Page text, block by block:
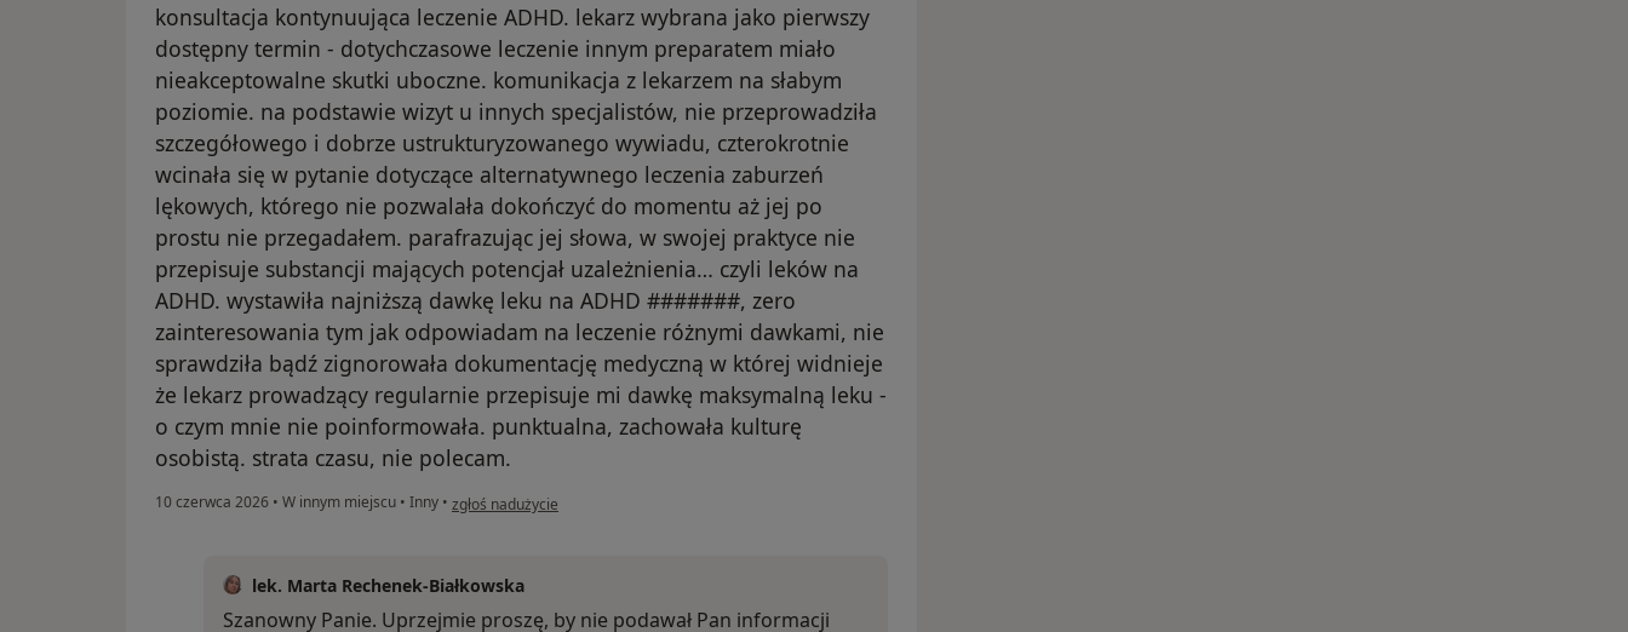
konsultacja kontynuująca leczenie ADHD. lekarz wybrana jako pierwszy
dostępny termin - dotychczasowe leczenie innym preparatem miało
nieakceptowalne skutki uboczne. komunikacja z lekarzem na słabym
poziomie. na podstawie wizyt u innych specjalistów, nie przeprowadziła
szczegółowego i dobrze ustrukturyzowanego wywiadu, czterokrotnie
wcinała się w pytanie dotyczące alternatywnego leczenia zaburzeń
lękowych, którego nie pozwalała dokończyć do momentu aż jej po
prostu nie przegadałem. parafrazując jej słowa, w swojej praktyce nie
przepisuje substancji mających potencjał uzależnienia… czyli leków na
ADHD. wystawiła najniższą dawkę leku na ADHD #######, zero
zainteresowania tym jak odpowiadam na leczenie różnymi dawkami, nie
sprawdziła bądź zignorowała dokumentację medyczną w której widnieje
że lekarz prowadzący regularnie przepisuje mi dawkę maksymalną leku -
o czym mnie nie poinformowała. punktualna, zachowała kulturę
osobistą. strata czasu, nie polecam.
10 czerwca 2026 • W innym miejscu • Inny • w opinii użytkownika mk
zgłoś nadużycie
lek. Marta Rechenek-Białkowska
Szanowny Panie. Uprzejmie proszę, by nie podawał Pan informacji